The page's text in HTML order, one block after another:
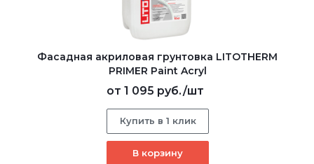
Фасадная акриловая грунтовка LITOTHERM
PRIMER Paint Acryl
от 1 095 руб./шт
Купить в 1 клик
В корзину